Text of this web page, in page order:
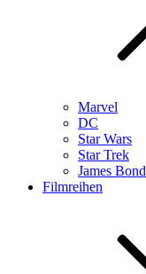
Marvel
DC
Star Wars
Star Trek
James Bond
Filmreihen